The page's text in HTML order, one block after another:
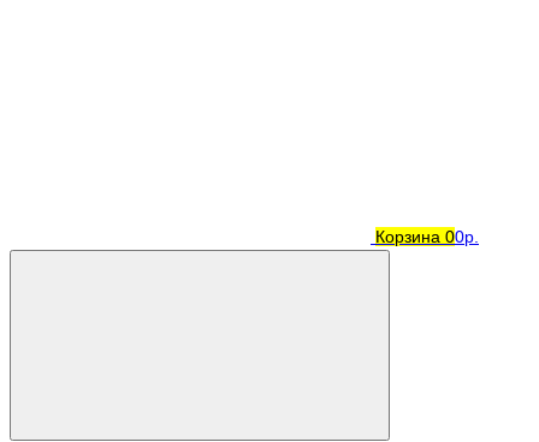
Корзина 00р.